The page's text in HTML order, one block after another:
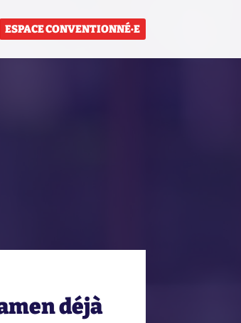
ESPACE CONVENTIONNÉ·E
déjà